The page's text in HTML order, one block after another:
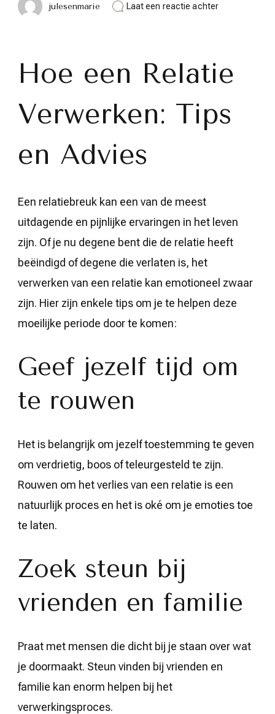
julesenmarie Laat een reactie achterop
voor
Emotioneel
een
Breuk
Hoe een Relatie
Verwerken: Tips
en Advies
Een relatiebreuk kan een van de meest
uitdagende en pijnlijke ervaringen in het leven
zijn. Of je nu degene bent die de relatie heeft
beëindigd of degene die verlaten is, het
verwerken van een relatie kan emotioneel zwaar
zijn. Hier zijn enkele tips om je te helpen deze
moeilijke periode door te komen:
Geef jezelf tijd om
te rouwen
Het is belangrijk om jezelf toestemming te geven
om verdrietig, boos of teleurgesteld te zijn.
Rouwen om het verlies van een relatie is een
natuurlijk proces en het is oké om je emoties toe
te laten.
Zoek steun bij
vrienden en familie
Praat met mensen die dicht bij je staan over wat
je doormaakt. Steun vinden bij vrienden en
familie kan enorm helpen bij het
verwerkingsproces.